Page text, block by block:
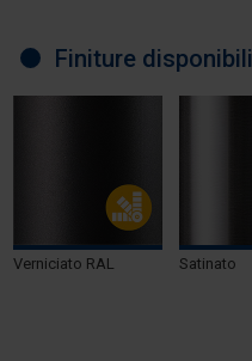
Finiture disponibili
Verniciato RAL Satinato